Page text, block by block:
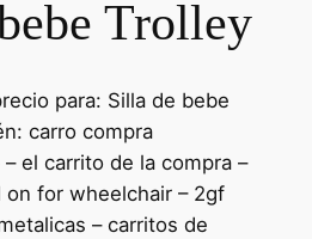
Trolley
para: Silla de bebe
carro compra
el carrito de la compra –
for wheelchair – 2gf
– carritos de